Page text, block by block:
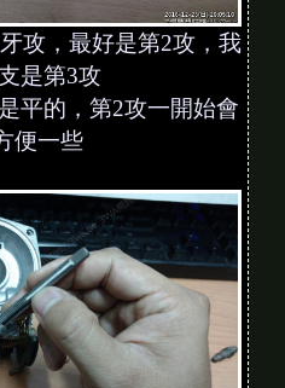
攻，最好是第2攻，我
是第3攻
平的，第2攻一開始會
便一些